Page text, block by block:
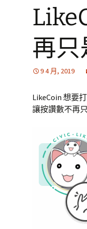
再只
9 4 月, 2019
LikeCoin 想要
讓按讚數不再